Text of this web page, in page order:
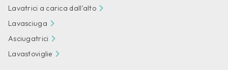
Lavatrici a carica dall'alto
Lavasciuga
Asciugatrici
Lavastoviglie